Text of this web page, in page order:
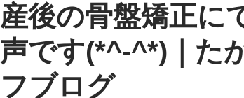
産後の骨盤矯正に
声です(*^-^*)｜た
フブログ